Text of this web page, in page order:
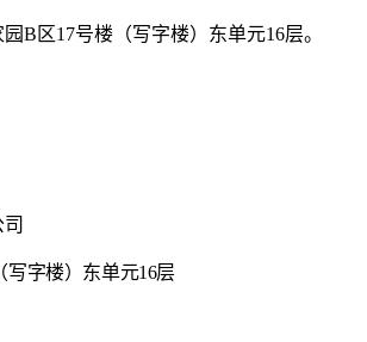
B区17号楼（写字楼）东单元16层。
写字楼）东单元16层